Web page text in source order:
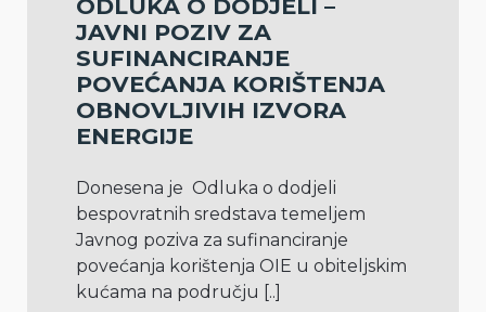
ODLUKA O DODJELI –
JAVNI POZIV ZA
SUFINANCIRANJE
POVEĆANJA KORIŠTENJA
OBNOVLJIVIH IZVORA
ENERGIJE
Donesena je  Odluka o dodjeli
bespovratnih sredstava temeljem
Javnog poziva za sufinanciranje
povećanja korištenja OIE u obiteljskim
kućama na području [..]